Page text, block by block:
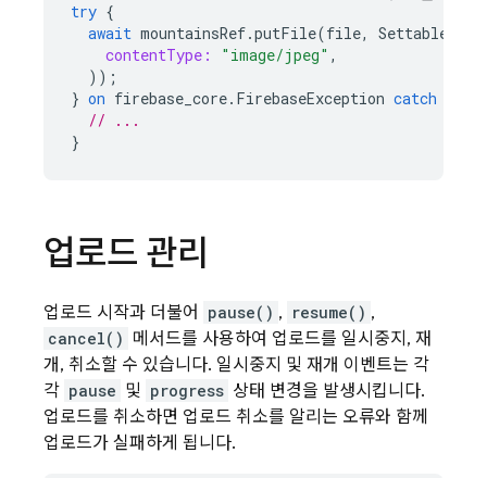
try {
await mountainsRef.putFile(file,
contentType:
"image/jpeg" ,
));
} on firebase_core. FirebaseException catch
// ...
}
업로드 관리
업로드 시작과 더불어 pause() , resume() ,
cancel() 메서드를 사용하여 업로드를 일시중지, 재
개, 취소할 수 있습니다. 일시중지 및 재개 이벤트는 각
각 pause 및 progress 상태 변경을 발생시킵니다.
업로드를 취소하면 업로드 취소를 알리는 오류와 함께
업로드가 실패하게 됩니다.